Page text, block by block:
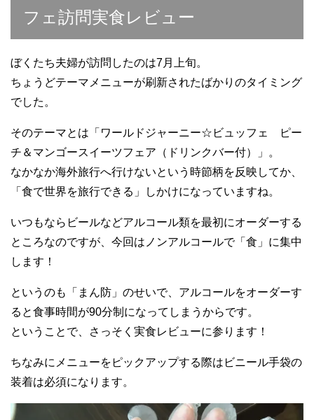
フェ訪問実食レビュー
ぼくたち夫婦が訪問したのは7月上旬。
ちょうどテーマメニューが刷新されたばかりのタイミング
でした。
そのテーマとは「ワールドジャーニー☆ビュッフェ ピー
チ＆マンゴースイーツフェア（ドリンクバー付）」。
なかなか海外旅行へ行けないという時節柄を反映してか、
「食で世界を旅行できる」しかけになっていますね。
いつもならビールなどアルコール類を最初にオーダーする
ところなのですが、今回はノンアルコールで「食」に集中
します！
というのも「まん防」のせいで、アルコールをオーダーす
ると食事時間が90分制になってしまうからです。
ということで、さっそく実食レビューに参ります！
ちなみにメニューをピックアップする際はビニール手袋の
装着は必須になります。